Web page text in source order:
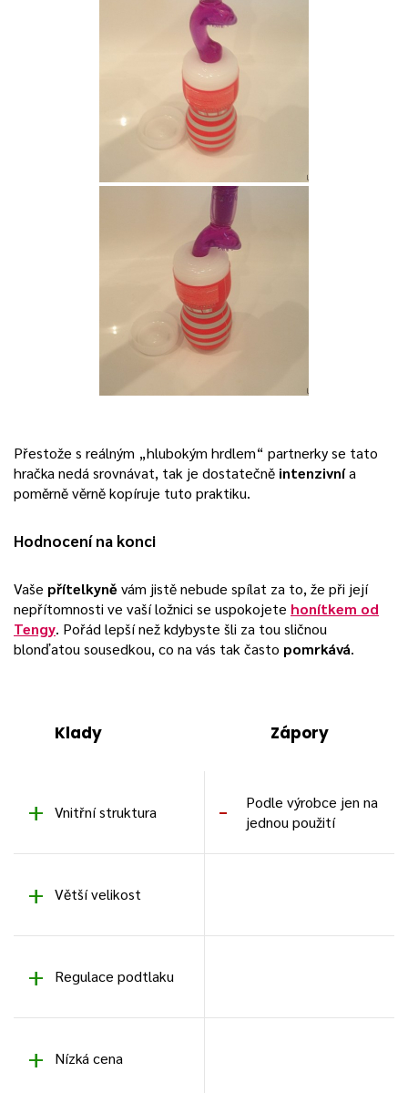
Přestože s reálným „hlubokým hrdlem“ partnerky se tato
hračka nedá srovnávat, tak je dostatečně intenzivnía
poměrně věrně kopíruje tuto praktiku.
Hodnocení na konci
Vaše přítelkyněvám jistě nebude spílat za to, že při její
nepřítomnosti ve vaší ložnici se uspokojete honítkem od
Tengy. Pořád lepší než kdybyste šli za tou sličnou
blonďatou sousedkou, co na vás tak často pomrkává.
Klady Zápory
Vnitřní struktura
Podle výrobce jen na
jednou použití
Větší velikost
Regulace podtlaku
Nízká cena